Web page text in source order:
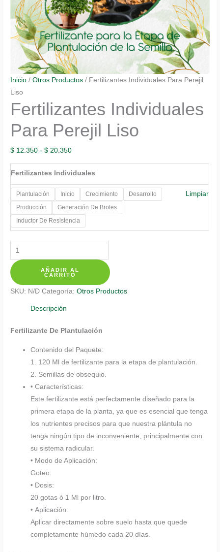
Inicio /Otros Productos / Fertilizantes Individuales Para Perejil
Liso
Fertilizantes Individuales
Para Perejil Liso
$ 12.350 - $ 20.350Rango
de
precios:
desde
$ 12.350
hasta
$ 20.350
Fertilizantes Individuales
Plantulación Inicio Crecimiento
Desarrollo
Producción
Generación De Brotes
Inductor De Resistencia
Limpiar
Fertilizantes
Individuales
Para
Perejil
Liso
cantidad
AÑADIR AL
CARRITO
SKU: N/D Categoría:Otros Productos
Descripción
Fertilizante De Plantulación
Contenido del Paquete:
1. 120 Ml de fertilizante para la etapa de plantulación.
2. Semillas de obsequio.
• Características:
Este fertilizante está perfectamente diseñado para la
primera etapa de la planta, ya que es esencial que tenga
los nutrientes precisos para que nuestra plántula no
tenga ningún tipo de inconveniente, principalmente con
su sistema radicular.
• Modo de Aplicación:
Goteo.
• Dosis:
20 gotas ó 1 Ml por litro.
• Aplicación:
Aplicar directamente sobre suelo hasta que quede
completamente húmedo cada 20 días.